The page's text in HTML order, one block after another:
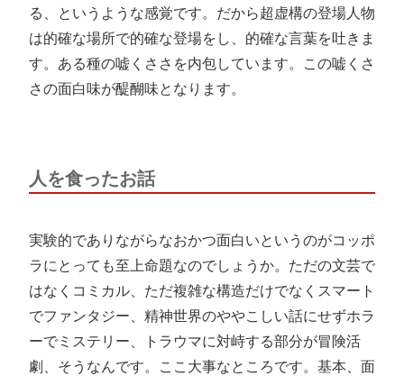
る、というような感覚です。だから超虚構の登場人物
は的確な場所で的確な登場をし、的確な言葉を吐きま
す。ある種の嘘くささを内包しています。この嘘くさ
さの面白味が醍醐味となります。
人を食ったお話
実験的でありながらなおかつ面白いというのがコッポ
ラにとっても至上命題なのでしょうか。ただの文芸で
はなくコミカル、ただ複雑な構造だけでなくスマート
でファンタジー、精神世界のややこしい話にせずホラ
ーでミステリー、トラウマに対峙する部分が冒険活
劇、そうなんです。ここ大事なところです。基本、面